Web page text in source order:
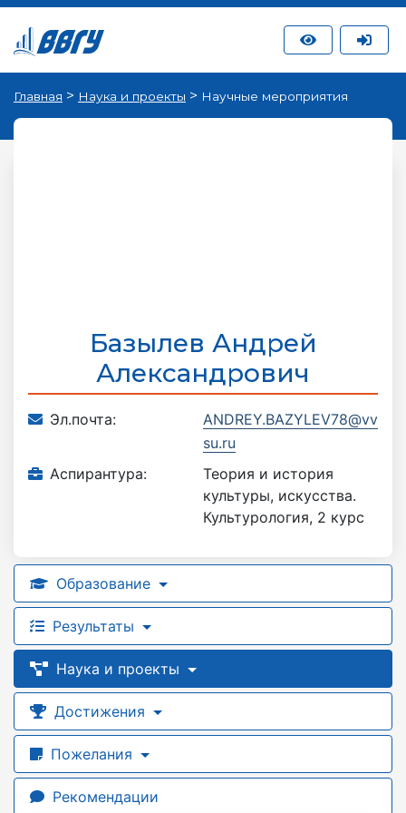
Главная > Наука и проекты > Научные мероприятия
Базылев Андрей
Александрович
Эл.почта:
ANDREY.BAZYLEV78@vv
su.ru
Аспирантура:
Теория и история
культуры, искусства.
Культурология, 2 курс
Образование
Результаты
Наука и проекты
Достижения
Пожелания
Рекомендации